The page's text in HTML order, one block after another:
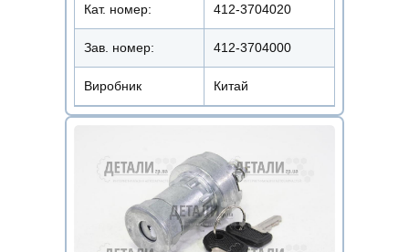
Кат. номер: 412-3704020
Зав. номер: 412-3704000
Виробник Китай